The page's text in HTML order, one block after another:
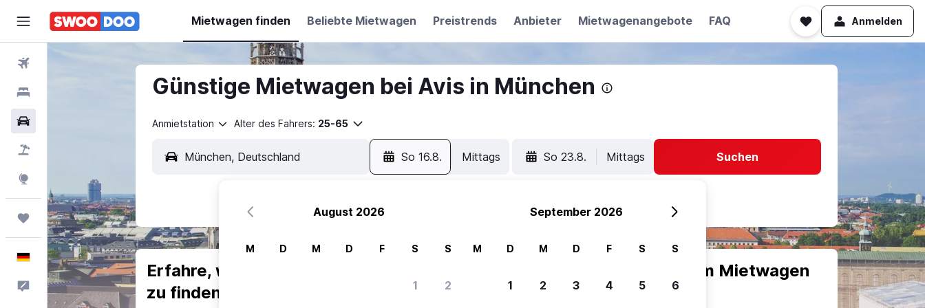
Mietwagen finden Beliebte Mietwagen Preistrends Anbieter Mietwagenangebote FAQ Anmelden
Trips
Deutsch
Feedback
Günstige Mietwagen bei Avis in München
Anmietstation Alter des Fahrers: 25-65
So 16.8. Mittags So 23.8. Mittags Suchen
Erfahre, warum unsere Reisenden sich für SWOODOO entscheiden, um Mietwagen
zu finden.
August 2026
M D M D F S S
1 2
September 2026
M D M D F S S
1 2 3 4 5 6